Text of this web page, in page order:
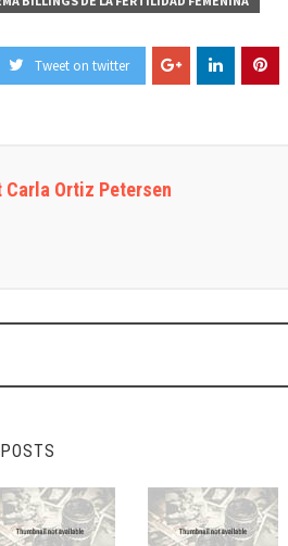
Tweet on twitter
Carla Ortiz Petersen